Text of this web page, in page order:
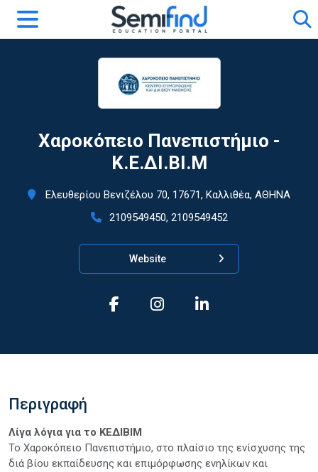
Χαροκόπειο Πανεπιστήμιο -
Κ.Ε.ΔΙ.ΒΙ.Μ
Ελευθερίου Βενιζέλου 70, 17671, Καλλιθέα, ΑΘΗΝΑ
2109549450, 2109549452
Website
Περιγραφή
Λίγα λόγια για το ΚΕΔΙΒΙΜ
Το Χαροκόπειο Πανεπιστήμιο, στο πλαίσιο της ενίσχυσης της
διά βίου εκπαίδευσης και επιμόρφωσης ενηλίκων και